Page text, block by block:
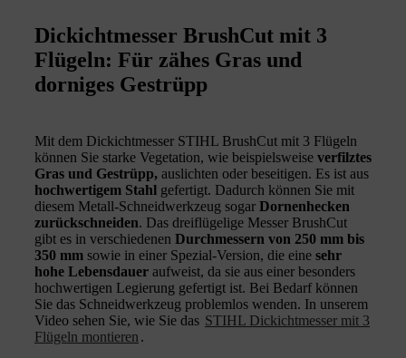
Dickichtmesser BrushCut mit 3
Flügeln: Für zähes Gras und
dorniges Gestrüpp
Mit dem Dickichtmesser STIHL BrushCut mit 3 Flügeln
können Sie starke Vegetation, wie beispielsweise verfilztes
Gras und Gestrüpp, auslichten oder beseitigen. Es ist aus
hochwertigem Stahl gefertigt. Dadurch können Sie mit
diesem Metall-Schneidwerkzeug sogar Dornenhecken
zurückschneiden. Das dreiflügelige Messer BrushCut
gibt es in verschiedenen Durchmessern von 250 mm bis
350 mm sowie in einer Spezial-Version, die eine sehr
hohe Lebensdauer aufweist, da sie aus einer besonders
hochwertigen Legierung gefertigt ist. Bei Bedarf können
Sie das Schneidwerkzeug problemlos wenden. In unserem
Video sehen Sie, wie Sie das STIHL Dickichtmesser mit 3
Flügeln montieren .